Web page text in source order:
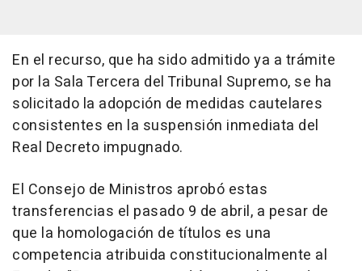
En el recurso, que ha sido admitido ya a trámite
por la Sala Tercera del Tribunal Supremo, se ha
solicitado la adopción de medidas cautelares
consistentes en la suspensión inmediata del
Real Decreto impugnado.
El Consejo de Ministros aprobó estas
transferencias el pasado 9 de abril, a pesar de
que la homologación de títulos es una
competencia atribuida constitucionalmente al